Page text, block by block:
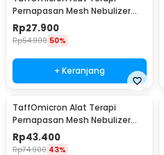
Pernapasan Mesh Nebulizer
Inhaler Atomizer Without
Battery - JSL-W303
Rp27.900
Rp54.900 50%
+ Keranjang
TaffOmicron Alat Terapi
Pernapasan Mesh Nebulizer
Inhaler Atomizer With Battery
- JSL-W303
Rp43.400
Rp74.900 43%